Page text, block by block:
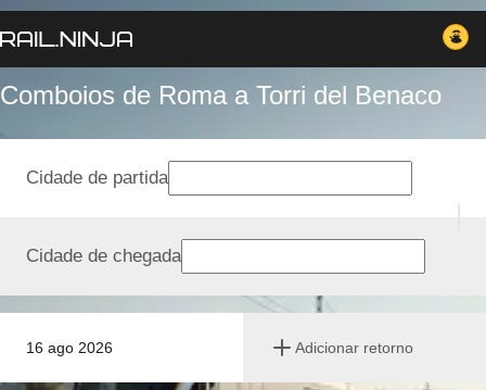
Comboios de Roma a Torri del Benaco
16 ago 2026 Adicionar retorno
Cidade de partida
Cidade de chegada